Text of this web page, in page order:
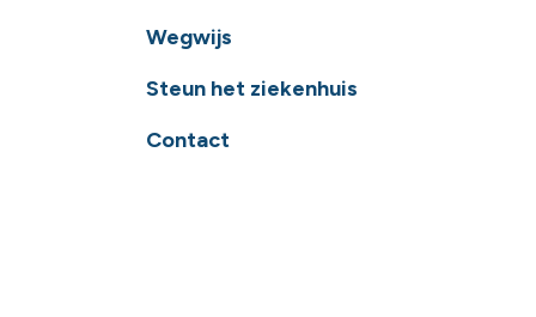
Wegwijs
Steun het ziekenhuis
Contact